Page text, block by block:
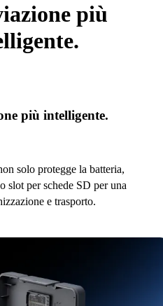
più
più intelligente.
solo protegge la batteria,
slot per schede SD per una
e trasporto.